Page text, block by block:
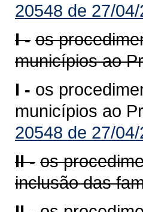
20548 de 27/
I - os
municípios ao
I - os
municípios ao
20548 de 27/
II - os
inclusão das